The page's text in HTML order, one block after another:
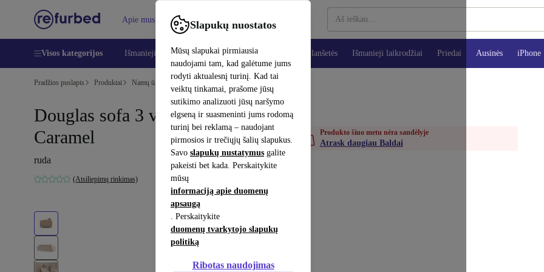
Slapukų nuostatos
Mūsų slapukai pirmiausia
naudojami tam, kad galėtume jums
rodyti aktualesnį turinį. Kad tai
veiktų tinkamai, prašome jūsų
sutikimo analizuoti jūsų naršymo
elgseną ir suasmeninti jums rodomą
turinį bei reklamą – naudojant
pirmosios ir trečiųjų šalių slapukus.
Savo slapukų nustatymus galite
pakeisti bet kada. Perskaitykite
mūsų
informaciją apie duomenų
apsaugą
. Perskaitykite
duomenų tvarkytojo slapukų
politiką
Ribotas naudojimas
Apie mus Pagalba
Visos kategorijos Išmanieji telefonai Nešiojamieji kompiuteriai Planšetės Išmanieji laikrodžiai Priedai Ausinės iPhone
Pradžios puslapis Produktai Namų ūkis Baldai
Douglas sofa 3 vietų Aulla
Caramel
ruda
(Atsiliepimų rinkimas)
Produkto šiuo metu nėra sandėlyje
Atrask daugiau Baldai